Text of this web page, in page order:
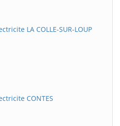
LA COLLE-SUR-LOUP
CONTES